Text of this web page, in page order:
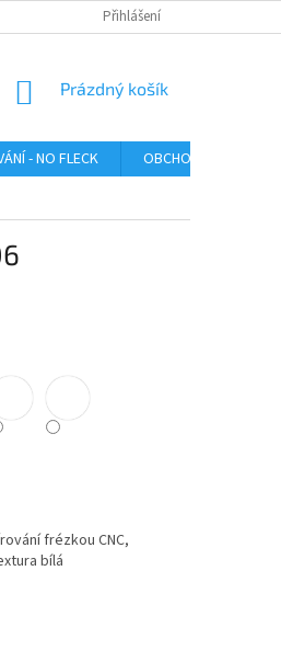
Přihlášení
NÁKUPNÍ
Prázdný košík
- NO FLECK
OBCHODNÍ
frézkou CNC,
bílá